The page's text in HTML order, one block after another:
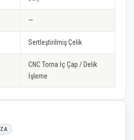
—
Sertleştirilmiş Çelik
CNC Torna İç Çap / Delik
İşleme